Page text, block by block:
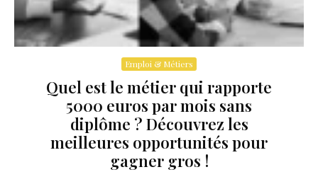
Emploi & Métiers
Quel est le métier qui rapporte
5000 euros par mois sans
diplôme ? Découvrez les
meilleures opportunités pour
gagner gros !